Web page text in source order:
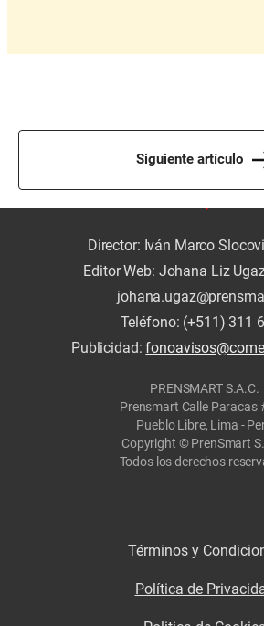
Siguiente artículo
Director: Iván Marco
Editor Web: Johana Liz
Teléfono: (+511) 311
Publicidad:
PRENSMART S.A.C.
Prensmart Calle Paracas
Pueblo Libre, Lima -
Copyright © PrenSmart
Todos los derechos
Términos y
Política de